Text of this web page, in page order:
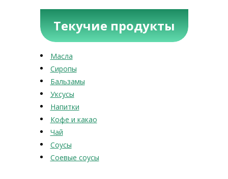
Текучие продукты
Масла
Сиропы
Бальзамы
Уксусы
Напитки
Кофе и какао
Чай
Соусы
Соевые соусы